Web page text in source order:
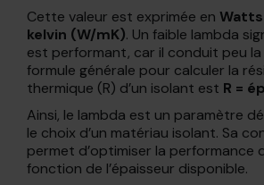
Cette valeur est exprimée en
kelvin (W/mK). Un faible lambda
est performant, car il conduit peu la
formule générale pour calculer la
thermique (R) d’un isolant est R =
Ainsi, le lambda est un paramètre
le choix d’un matériau isolant. Sa
permet d’optimiser la performance
fonction de l’épaisseur disponible.